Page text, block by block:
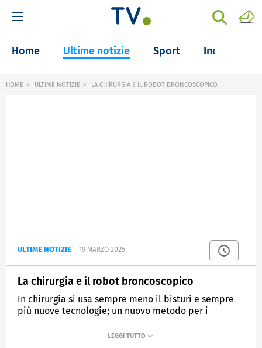
Home Ultime notizie Sport Inchieste
HOME ULTIME NOTIZIE LA CHIRURGIA E IL ROBOT BRONCOSCOPICO
ULTIME NOTIZIE 19 MARZO 2025
La chirurgia e il robot broncoscopico
In chirurgia si usa sempre meno il bisturi e sempre
più nuove tecnologie; un nuovo metodo per i